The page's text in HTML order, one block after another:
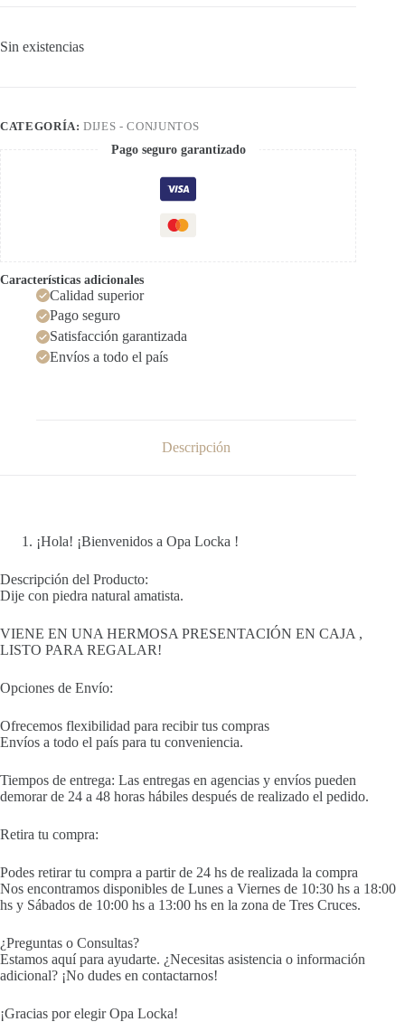
Sin existencias
CATEGORÍA:DIJES - CONJUNTOS
Pago seguro garantizado
Características adicionales
Calidad superior
Pago seguro
Satisfacción garantizada
Envíos a todo el país
Descripción
¡Hola! ¡Bienvenidos a Opa Locka !
Descripción del Producto:
Dije con piedra natural amatista.
VIENE EN UNA HERMOSA PRESENTACIÓN EN CAJA ,
LISTO PARA REGALAR!
Opciones de Envío:
Ofrecemos flexibilidad para recibir tus compras
Envíos a todo el país para tu conveniencia.
Tiempos de entrega: Las entregas en agencias y envíos pueden
demorar de 24 a 48 horas hábiles después de realizado el pedido.
Retira tu compra:
Podes retirar tu compra a partir de 24 hs de realizada la compra
Nos encontramos disponibles de Lunes a Viernes de 10:30 hs a 18:00
hs y Sábados de 10:00 hs a 13:00 hs en la zona de Tres Cruces.
¿Preguntas o Consultas?
Estamos aquí para ayudarte. ¿Necesitas asistencia o información
adicional? ¡No dudes en contactarnos!
¡Gracias por elegir Opa Locka!